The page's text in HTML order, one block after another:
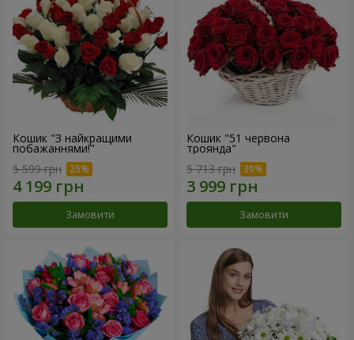
Кошик "З найкращими
побажаннями!"
5 599 грн
Замовити
Кошик "51 червона
троянда"
5 713 грн
Замовити